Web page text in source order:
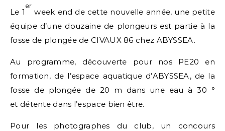
Le 1
er
week end de cette nouvelle année, une petite
équipe d’une douzaine de plongeurs est partie à la
fosse de plongée de CIVAUX 86 chez ABYSSEA.
Au programme, découverte pour nos PE20 en
formation, de l’espace aquatique d’ABYSSEA, de la
fosse de plongée de 20 m dans une eau à 30 °
et détente dans l’espace bien être.
Pour les photographes du club, un concours